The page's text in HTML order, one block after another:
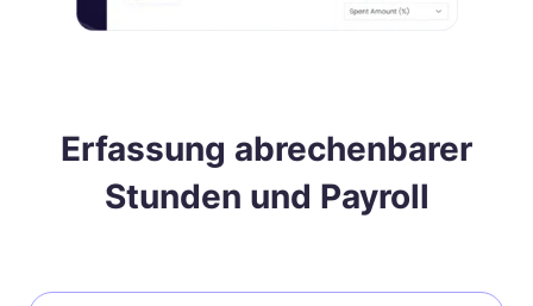
Erfassung abrechenbarer
Stunden und Payroll